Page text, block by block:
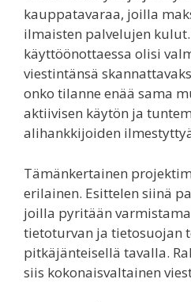
kauppatavaraa, joilla
ilmaisten palvelujen
käyttöönottaessa olisi
viestintänsä
onko tilanne enää sama
aktiivisen käytön ja
alihankkijoiden
Tämänkertainen
erilainen. Esittelen siinä
joilla pyritään
tietoturvan ja tietosuojan
pitkäjänteisellä tavalla.
siis kokonaisvaltainen